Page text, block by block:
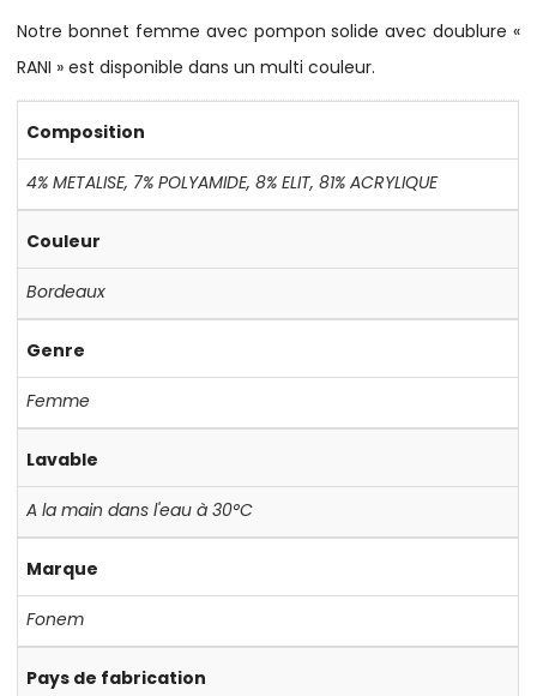
Notre bonnet femme avec pompon solide avec doublure «
RANI » est disponible dans un multi couleur.
Composition
4% METALISE, 7% POLYAMIDE,8% ELIT,81% ACRYLIQUE
Couleur
Bordeaux
Genre
Femme
Lavable
A la main dans l'eau à 30°C
Marque
Fonem
Pays de fabrication